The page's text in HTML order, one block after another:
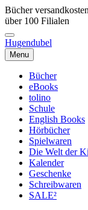
Bücher
über 100 Filialen
Hugendubel
Menu
Bücher
eBooks
tolino
Schule
English Books
Hörbücher
Spielwaren
Die Welt der
Kalender
Geschenke
Schreibwaren
SALE²